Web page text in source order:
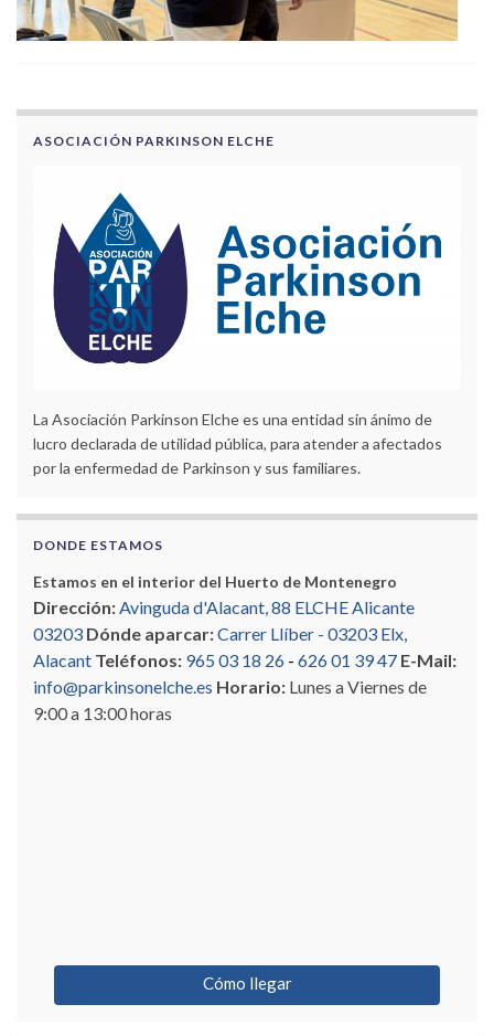
ASOCIACIÓN PARKINSON ELCHE
La Asociación Parkinson Elche es una entidad sin ánimo de
lucro declarada de utilidad pública, para atender a afectados
por la enfermedad de Parkinson y sus familiares.
DONDE ESTAMOS
Estamos en el interior del Huerto de Montenegro
Dirección:Avinguda d'Alacant, 88 ELCHE Alicante
03203 Dónde aparcar:Carrer Llíber - 03203 Elx,
Alacant Teléfonos: 965 03 18 26 - 626 01 39 47 E-Mail:
info@parkinsonelche.es Horario: Lunes a Viernes de
9:00 a 13:00 horas
Cómo llegar